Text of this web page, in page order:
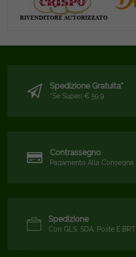
Spedizione Gratuita*
*se Superi € 59,9
Contrassegno
Pagamento Alla Consegna
Spedizione
Con GLS, SDA, Poste E BRT